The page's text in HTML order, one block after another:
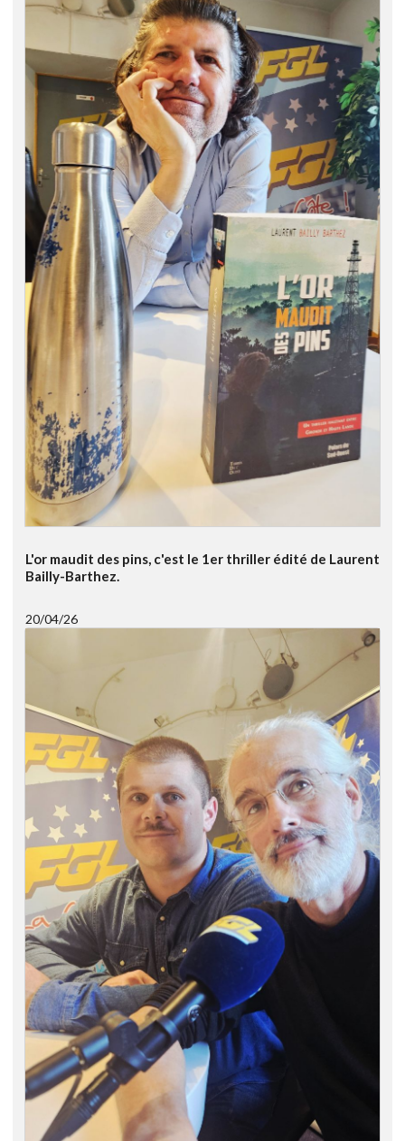
L'or maudit des pins, c'est le 1er thriller édité de Laurent
Bailly-Barthez.
20/04/26